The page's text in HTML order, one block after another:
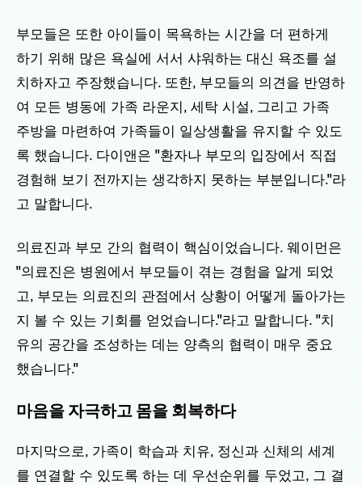
부모들은 또한 아이들이 목욕하는 시간을 더 편하게
하기 위해 많은 욕실에 서서 샤워하는 대신 욕조를 설
치하자고 주장했습니다. 또한, 부모들의 의견을 반영하
여 모든 병동에 가족 라운지, 세탁 시설, 그리고 가족
주방을 마련하여 가족들이 일상생활을 유지할 수 있도
록 했습니다. 다이앤은 "환자나 부모의 입장에서 직접
경험해 보기 전까지는 생각하지 못하는 부분입니다."라
고 말합니다.
의료진과 부모 간의 협력이 핵심이었습니다. 웨이먼은
"의료진은 병원에서 부모들이 겪는 경험을 알게 되었
고, 부모는 의료진의 관점에서 상황이 어떻게 돌아가는
지 볼 수 있는 기회를 얻었습니다."라고 말합니다. "치
유의 공간을 조성하는 데는 양측의 협력이 매우 중요
했습니다."
마음을 자극하고 몸을 회복하다
마지막으로, 가족이 학습과 치유, 정신과 신체의 세계
를 연결할 수 있도록 하는 데 우선순위를 두었고, 그 결